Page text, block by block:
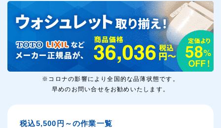
※コロナの影響により全国的な品薄状態です。
早めのお問い合せをお勧めいたします。
税込5,500円～の作業一覧